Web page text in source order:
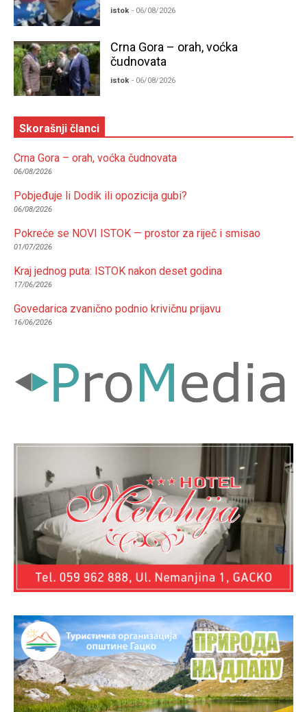
istok - 06/08/2026
Crna Gora – orah, voćka
čudnovata
istok - 06/08/2026
Skorašnji članci
Crna Gora – orah, voćka čudnovata
06/08/2026
Pobjeđuje li Dodik ili opozicija gubi?
06/08/2026
Pokreće se NOVI ISTOK — prostor za riječ i smisao
01/07/2026
Kraj jednog puta: ISTOK nakon deset godina
17/06/2026
Govedarica zvanično podnio krivičnu prijavu
16/06/2026